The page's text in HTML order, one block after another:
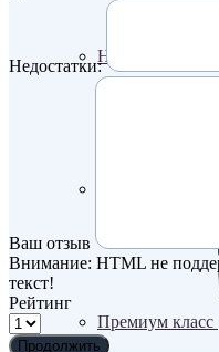
Недорогие
Премиум класс
Недостатки:
Ваш отзыв
Внимание: HTML не
текст!
Рейтинг
Продолжить